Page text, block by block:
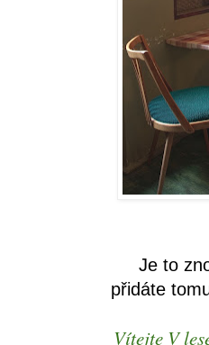
Je to
přidáte
Vítejte V